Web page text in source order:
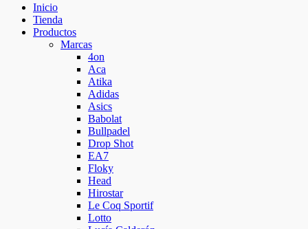
Inicio
Tienda
Productos
Marcas
4on
Aca
Atika
Adidas
Asics
Babolat
Bullpadel
Drop Shot
EA7
Floky
Head
Hirostar
Le Coq Sportif
Lotto